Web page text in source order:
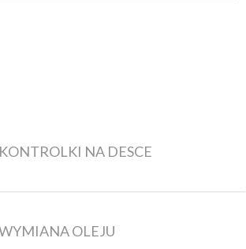
KONTROLKI NA DESCE
OLEJU